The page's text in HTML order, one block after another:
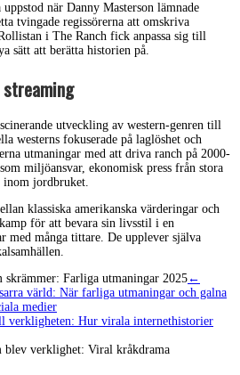
när Danny Masterson lämnade
tvingade regissörerna att omskriva
i The Ranch fick anpassa sig till
sätt att berätta historien på.
streaming
utveckling av western-genren till
westerns fokuserade på laglöshet och
utmaningar med att driva ranch på 2000-
miljöansvar, ekonomisk press från stora
inom jordbruket.
klassiska amerikanska värderingar och
för att bevara sin livsstil i en
med många tittare. De upplever själva
←
värld: När farliga utmaningar och galna
medier
verkligheten: Hur virala internethistorier